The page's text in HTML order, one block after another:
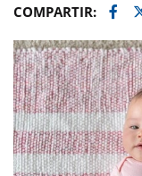
COMPARTIR: